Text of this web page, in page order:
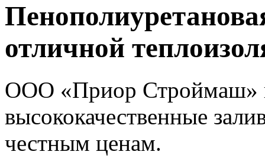
отличной
ООО «Приор Строймаш»
высококачественные
честным ценам.